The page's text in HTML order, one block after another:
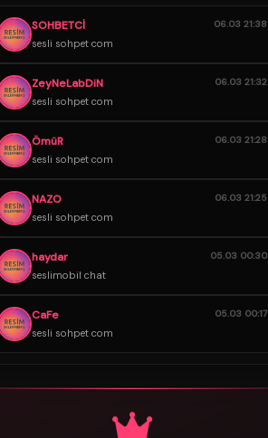
SOHBETCİ
sesli sohpet com
06.03 21:38
ZeyNeLabDiN
sesli sohpet com
06.03 21:32
ÖmüR
sesli sohpet com
06.03 21:28
NAZO
sesli sohpet com
06.03 21:25
haydar
seslimobil chat
05.03 00:30
CaFe
sesli sohpet com
05.03 00:17